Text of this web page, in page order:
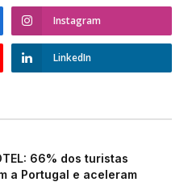
Instagram
LinkedIn
66% dos turistas
a Portugal e aceleram